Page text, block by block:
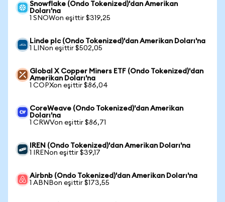
Snowflake (Ondo Tokenized)'dan Amerikan
Doları'na
1 SNOWon eşittir $319,25
Linde plc (Ondo Tokenized)'dan Amerikan Doları'na
1 LINon eşittir $502,05
Global X Copper Miners ETF (Ondo Tokenized)'dan
Amerikan Doları'na
1 COPXon eşittir $86,04
CoreWeave (Ondo Tokenized)'dan Amerikan
Doları'na
1 CRWVon eşittir $86,71
IREN (Ondo Tokenized)'dan Amerikan Doları'na
1 IRENon eşittir $39,17
Airbnb (Ondo Tokenized)'dan Amerikan Doları'na
1 ABNBon eşittir $173,55